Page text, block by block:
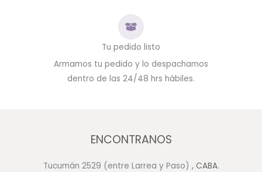
Tu pedido listo
Armamos tu pedido y lo despachamos
dentro de las 24/48 hrs hábiles.
ENCONTRANOS
Tucumán 2529 (entre Larrea y Paso) , CABA.